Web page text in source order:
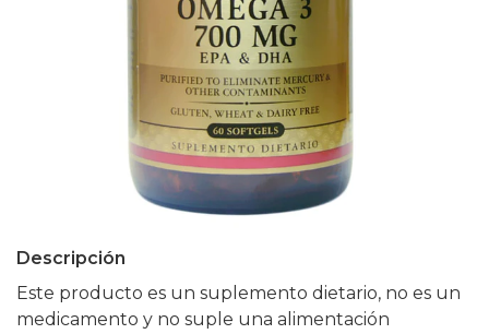
Descripción
Este producto es un suplemento dietario, no es un
medicamento y no suple una alimentación